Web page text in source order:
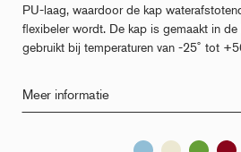
PU-laag, waardoor de kap
flexibeler wordt. De kap is gemaakt in
gebruikt bij temperaturen van -25˚ tot
Meer informatie